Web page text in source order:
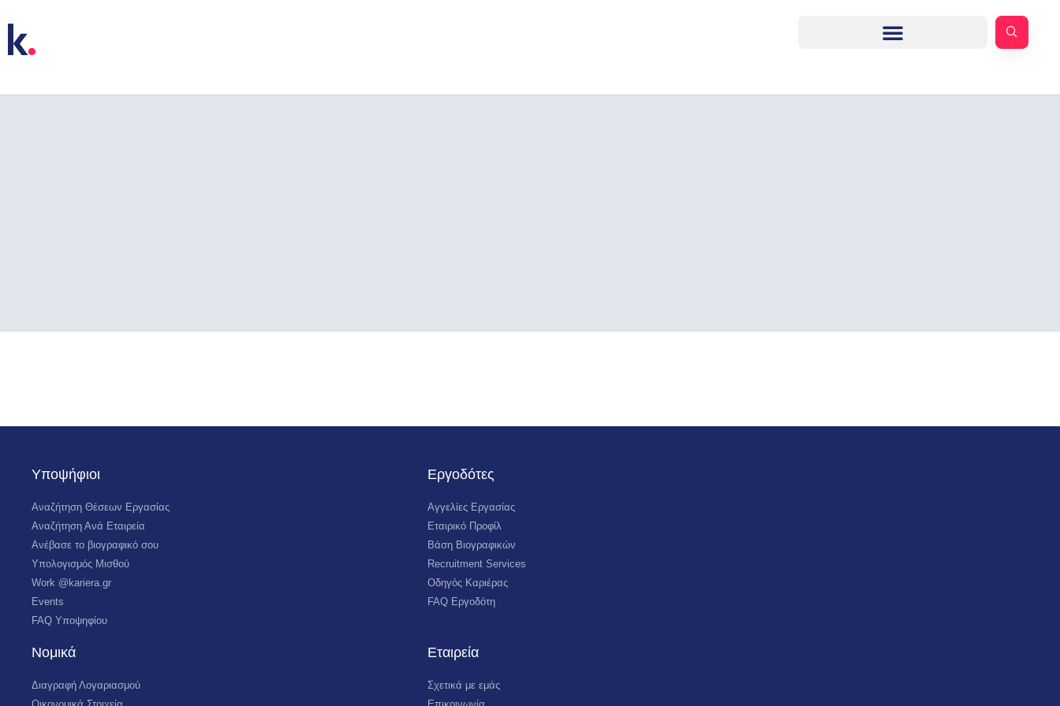
Υποψήφιοι
Αναζήτηση Θέσεων Εργασίας
Αναζήτηση Ανά Εταιρεία
Ανέβασε το βιογραφικό σου
Υπολογισμός Μισθού
Work @kariera.gr
Events
FAQ Υποψηφίου
Εργοδότες
Αγγελίες Εργασίας
Εταιρικό Προφίλ
Βάση Βιογραφικών
Recruitment Services
Οδηγός Καριέρας
FAQ Εργοδότη
Νομικά
Διαγραφή Λογαριασμού
Εταιρεία
Σχετικά με εμάς